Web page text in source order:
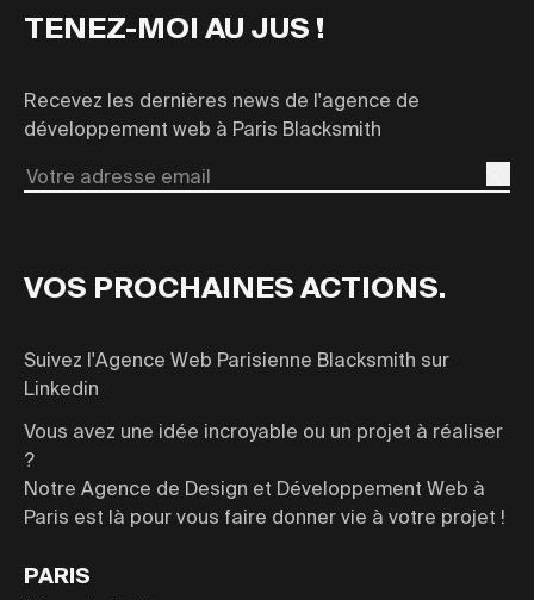
TENEZ-MOI AU JUS !
Recevez les dernières news de l'agence de
développement web à Paris Blacksmith
Email
VOS PROCHAINES ACTIONS.
Suivez l'Agence Web Parisienne Blacksmith sur
Linkedin
Vous avez une idée incroyable ou un projet à réaliser
?
Notre Agence de Design et Développement Web à
Paris est là pour vous faire donner vie à votre projet !
PARIS